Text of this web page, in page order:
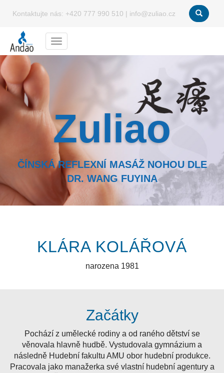
Kontaktujte nás: +420 777 990 510 | info@zuliao.cz
Menu
Zuliao
ČÍNSKÁ REFLEXNÍ MASÁŽ NOHOU DLE
DR. WANG FUYINA
KLÁRA KOLÁŘOVÁ
narozena 1981
Začátky
Pochází z umělecké rodiny a od raného dětství se
věnovala hlavně hudbě. Vystudovala gymnázium a
následně Hudební fakultu AMU obor hudební produkce.
Pracovala jako manažerka své vlastní hudební agentury a